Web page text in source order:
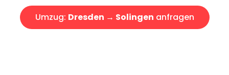
Umzug: Dresden → Solingen anfragen